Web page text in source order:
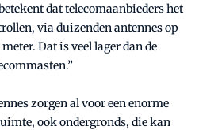
dat telecomaanbieders het
via duizenden antennes op
Dat is veel lager dan de
zorgen al voor een enorme
ook ondergronds, die kan